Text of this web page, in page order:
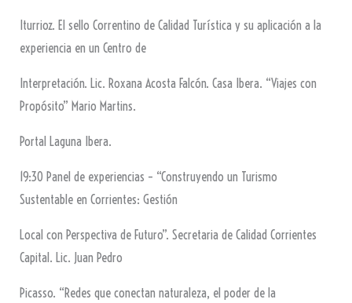
Iturrioz. El sello Correntino de Calidad Turística y su aplicación a la
experiencia en un Centro de
Interpretación. Lic. Roxana Acosta Falcón. Casa Ibera. “Viajes con
Propósito” Mario Martins.
Portal Laguna Ibera.
19:30 Panel de experiencias – “Construyendo un Turismo
Sustentable en Corrientes: Gestión
Local con Perspectiva de Futuro”. Secretaria de Calidad Corrientes
Capital. Lic. Juan Pedro
Picasso. “Redes que conectan naturaleza, el poder de la